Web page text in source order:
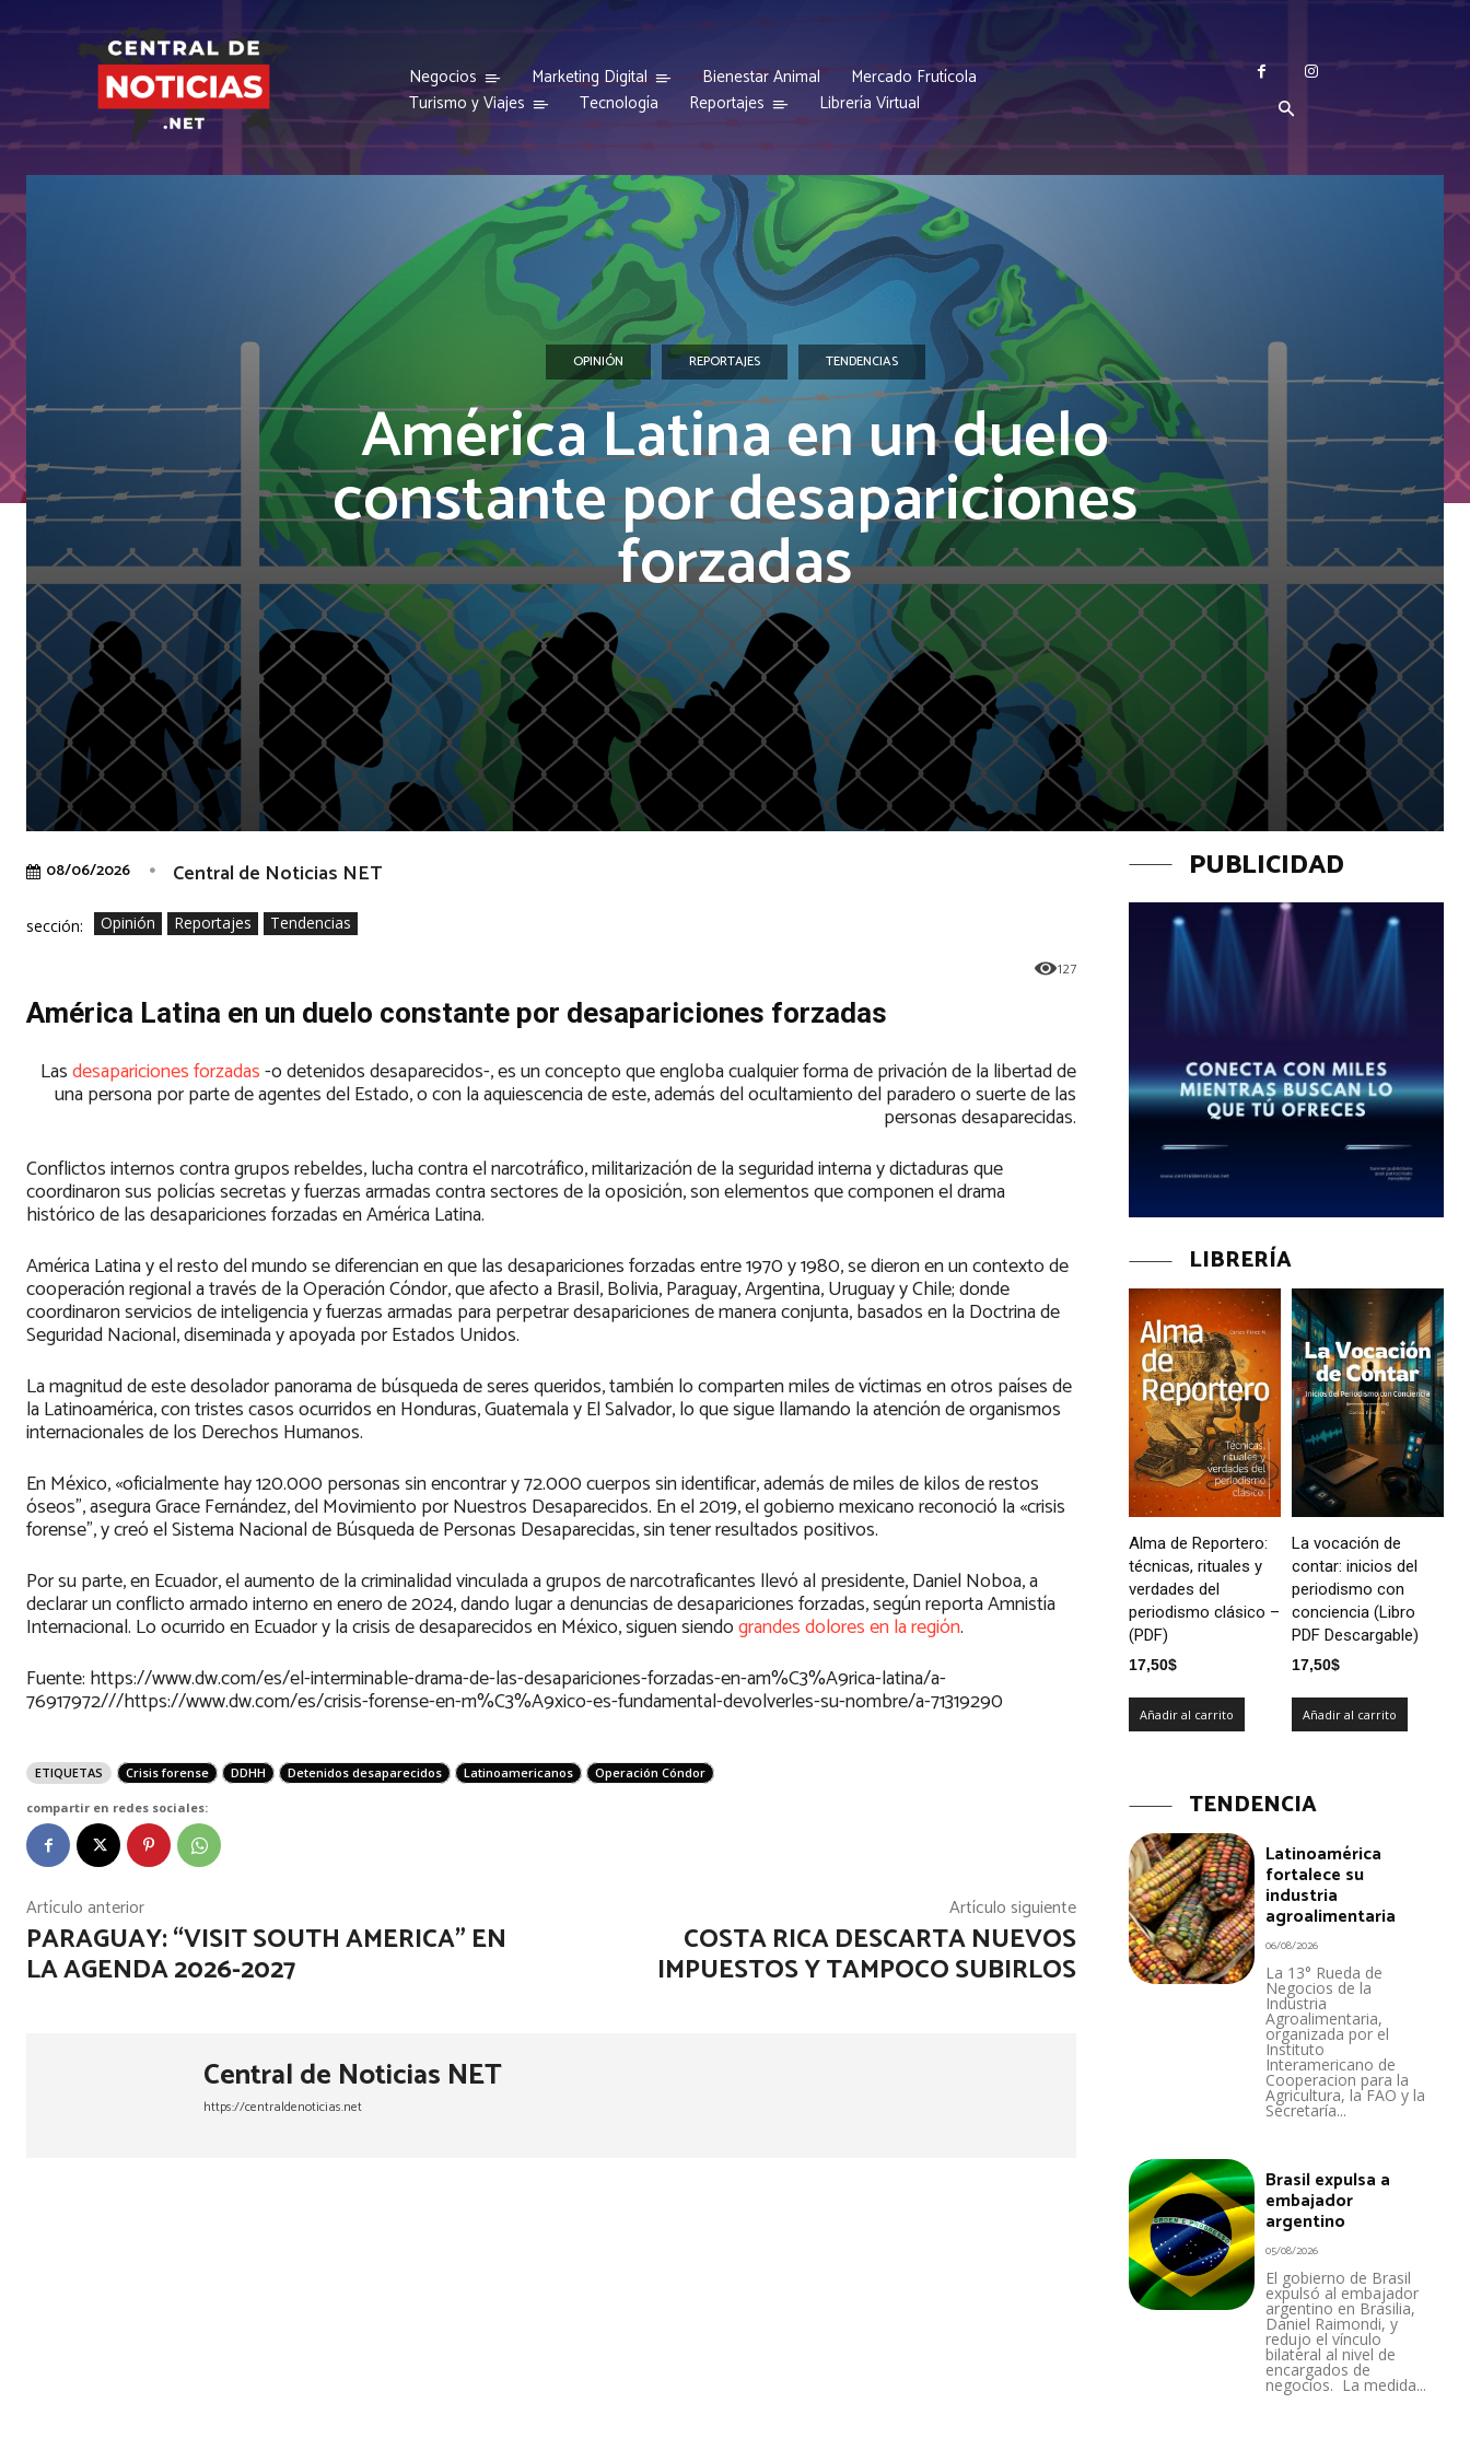
Negocios Marketing Digital Bienestar Animal
Mercado Frutícola
Turismo y Viajes
Tecnología Reportajes Librería Virtual
OPINIÓN REPORTAJES TENDENCIAS
América Latina en un duelo
constante por desapariciones
forzadas
08/06/2026 Central de Noticias NET
sección: Opinión Reportajes Tendencias
127
América Latina en un duelo constante por desapariciones forzadas
Lasdesapariciones forzadas-o detenidos desaparecidos-, es un concepto que engloba cualquier forma de privación de la libertad de
una persona por parte de agentes del Estado, o con la aquiescencia de este, además del ocultamiento del paradero o suerte de las
personas desaparecidas.
Conflictos internos contra grupos rebeldes, lucha contra el narcotráfico, militarización de la seguridad interna y dictaduras que
coordinaron sus policías secretas y fuerzas armadas contra sectores de la oposición, son elementos que componen el drama
histórico de las desapariciones forzadas en América Latina.
América Latina y el resto del mundo se diferencian en que las desapariciones forzadas entre 1970 y 1980, se dieron en un contexto de
cooperación regional a través de la Operación Cóndor, que afecto a Brasil, Bolivia, Paraguay, Argentina, Uruguay y Chile; donde
coordinaron servicios de inteligencia y fuerzas armadas para perpetrar desapariciones de manera conjunta, basados en la Doctrina de
Seguridad Nacional, diseminada y apoyada por Estados Unidos.
La magnitud de este desolador panorama de búsqueda de seres queridos, también lo comparten miles de víctimas en otros países de
la Latinoamérica, con tristes casos ocurridos en Honduras, Guatemala y El Salvador, lo que sigue llamando la atención de organismos
internacionales de los Derechos Humanos.
En México, «oficialmente hay 120.000 personas sin encontrar y 72.000 cuerpos sin identificar, además de miles de kilos de restos
óseos”, asegura Grace Fernández, del Movimiento por Nuestros Desaparecidos. En el 2019, el gobierno mexicano reconoció la «crisis
forense”, y creó el Sistema Nacional de Búsqueda de Personas Desaparecidas, sin tener resultados positivos.
Por su parte, en Ecuador, el aumento de la criminalidad vinculada a grupos de narcotraficantes llevó al presidente, Daniel Noboa, a
declarar un conflicto armado interno en enero de 2024, dando lugar a denuncias de desapariciones forzadas, según reporta Amnistía
Internacional. Lo ocurrido en Ecuador y la crisis de desaparecidos en México, siguen siendograndes dolores en la región.
Fuente: https://www.dw.com/es/el-interminable-drama-de-las-desapariciones-forzadas-en-am%C3%A9rica-latina/a-
76917972///https://www.dw.com/es/crisis-forense-en-m%C3%A9xico-es-fundamental-devolverles-su-nombre/a-71319290
ETIQUETAS Crisis forense DDHH Detenidos desaparecidos Latinoamericanos Operación Cóndor
compartir en redes sociales:
Artículo anterior
PARAGUAY: “VISIT SOUTH AMERICA” EN
LA AGENDA 2026-2027
Artículo siguiente
COSTA RICA DESCARTA NUEVOS
IMPUESTOS Y TAMPOCO SUBIRLOS
Central de Noticias NET
https://centraldenoticias.net
PUBLICIDAD
LIBRERÍA
Alma de Reportero:
técnicas, rituales y
verdades del
periodismo clásico –
(PDF)
17,50$
Añadir al carrito
La vocación de
contar: inicios del
periodismo con
conciencia (Libro
PDF Descargable)
17,50$
Añadir al carrito
TENDENCIA
Latinoamérica
fortalece su
industria
agroalimentaria
06/08/2026
La 13° Rueda de
Negocios de la
Industria
Agroalimentaria,
organizada por el
Instituto
Interamericano de
Cooperacion para la
Agricultura, la FAO y la
Secretaría...
Brasil expulsa a
embajador
argentino
05/08/2026
El gobierno de Brasil
expulsó al embajador
argentino en Brasilia,
Daniel Raimondi, y
redujo el vínculo
bilateral al nivel de
encargados de
negocios. La medida...